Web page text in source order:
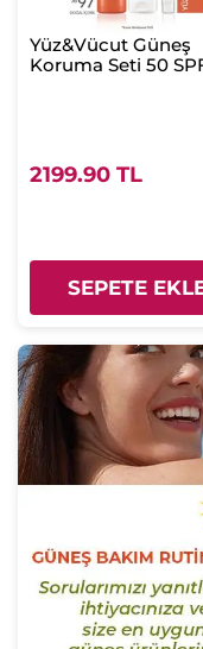
Yüz&Vücut Güneş
Koruma Seti 50
2199.90 TL
SEPETE